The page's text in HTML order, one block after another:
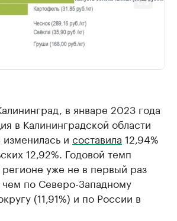
в январе 2023 года
в Калининградской области
и составила 12,94%
12,92%. Годовой темп
уже не в первый раз
по Северо-Западному
(11,91%) и по России в